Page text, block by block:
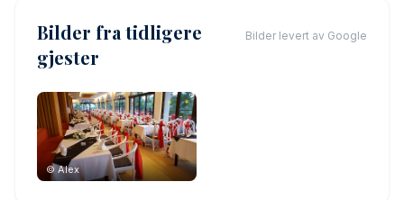
Bilder fra tidligere
gjester
Bilder levert av Google
© Alex